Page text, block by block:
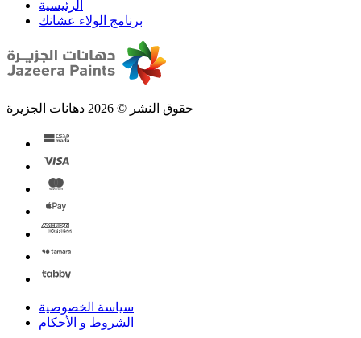
الرئيسية
برنامج الولاء عشانك
حقوق النشر © 2026 دهانات الجزيرة
سياسة الخصوصية
الشروط و الأحكام